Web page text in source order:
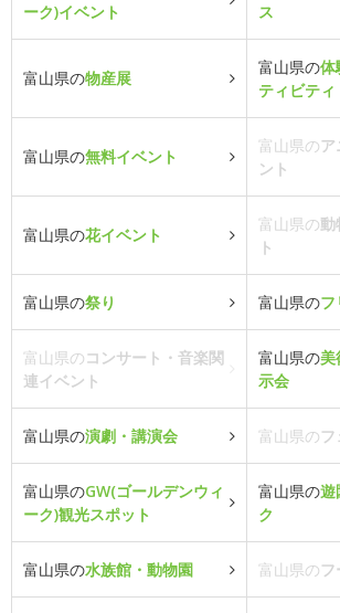
ーク)イベント
ス
富山県の物産展
富山県の体
ティビティ
富山県の無料イベント
富山県の
ント
富山県の花イベント
富山県の動
ト
富山県の祭り 富山県のフ
富山県のコンサート・音楽関
連イベント
富山県の美
示会
富山県の演劇・講演会 富山県の
富山県のGW(ゴールデンウィ
ーク)観光スポット
富山県の遊
ク
富山県の水族館・動物園 富山県の